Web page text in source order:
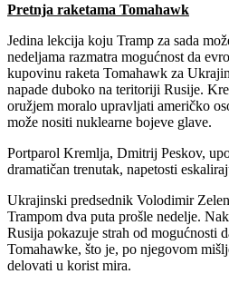
Pretnja raketama Tomahawk
Jedina lekcija koju Tramp za sada
nedeljama razmatra mogućnost da
kupovinu raketa Tomahawk za
napade duboko na teritoriji Rusije.
oružjem moralo upravljati američko
može nositi nuklearne bojeve glave.
Portparol Kremlja, Dmitrij Peskov,
dramatičan trenutak, napetosti
Ukrajinski predsednik Volodimir
Trampom dva puta prošle nedelje.
Rusija pokazuje strah od mogućnosti
Tomahawke, što je, po njegovom
delovati u korist mira.